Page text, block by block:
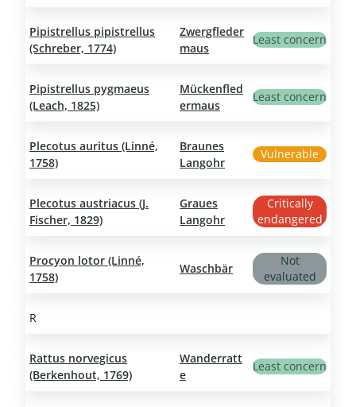
Pipistrellus pipistrellus
(Schreber, 1774)
Zwergfleder
maus
Least concern
Pipistrellus pygmaeus
(Leach, 1825)
Mückenfled
ermaus
Least concern
Plecotus auritus (Linné,
1758)
Braunes
Langohr
Vulnerable
Plecotus austriacus (J.
Fischer, 1829)
Graues
Langohr
Critically
endangered
Procyon lotor (Linné,
1758)
Waschbär
Not
evaluated
R
Rattus norvegicus
(Berkenhout, 1769)
Wanderratt
e
Least concern